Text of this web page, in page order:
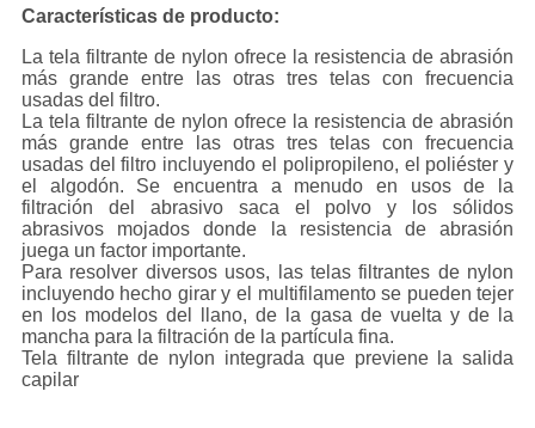
Características de producto:
La tela filtrante de nylon ofrece la resistencia de abrasión
más grande entre las otras tres telas con frecuencia
usadas del filtro.
La tela filtrante de nylon ofrece la resistencia de abrasión
más grande entre las otras tres telas con frecuencia
usadas del filtro incluyendo el polipropileno, el poliéster y
el algodón. Se encuentra a menudo en usos de la
filtración del abrasivo saca el polvo y los sólidos
abrasivos mojados donde la resistencia de abrasión
juega un factor importante.
Para resolver diversos usos, las telas filtrantes de nylon
incluyendo hecho girar y el multifilamento se pueden tejer
en los modelos del llano, de la gasa de vuelta y de la
mancha para la filtración de la partícula fina.
Tela filtrante de nylon integrada que previene la salida
capilar